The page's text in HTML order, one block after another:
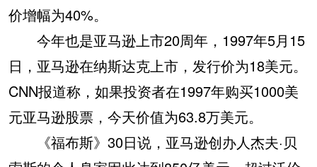
价增幅为40%。
今年也是亚马逊上市20周年，1997年5月15
日，亚马逊在纳斯达克上市，发行价为18美元。
CNN报道称，如果投资者在1997年购买1000美
元亚马逊股票，今天价值为63.8万美元。
《福布斯》30日说，亚马逊创办人杰夫·贝